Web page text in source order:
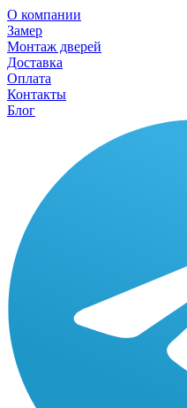
О компании
Замер
Монтаж дверей
Доставка
Оплата
Контакты
Блог